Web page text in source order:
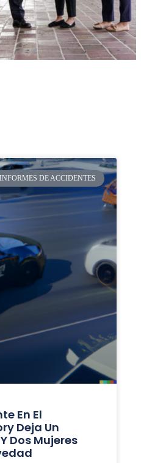
INFORMES DE ACCIDENTES
En El
Deja Un
Dos Mujeres